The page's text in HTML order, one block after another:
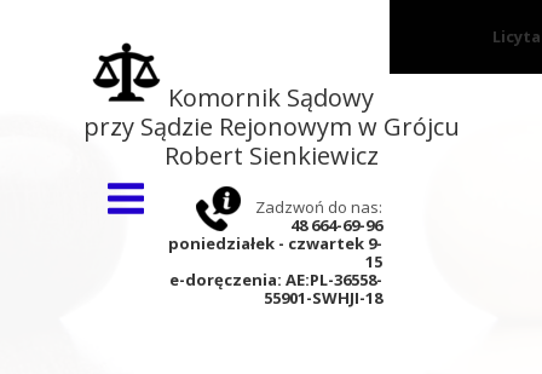
Komornik Sądowy
przy Sądzie Rejonowym w Grójcu
Robert Sienkiewicz
Strona główna
O kancelarii
Zadzwoń do nas:
48 664-69-96
poniedziałek - czwartek 9-
15
e-doręczenia: AE:PL-36558-
55901-SWHJI-18